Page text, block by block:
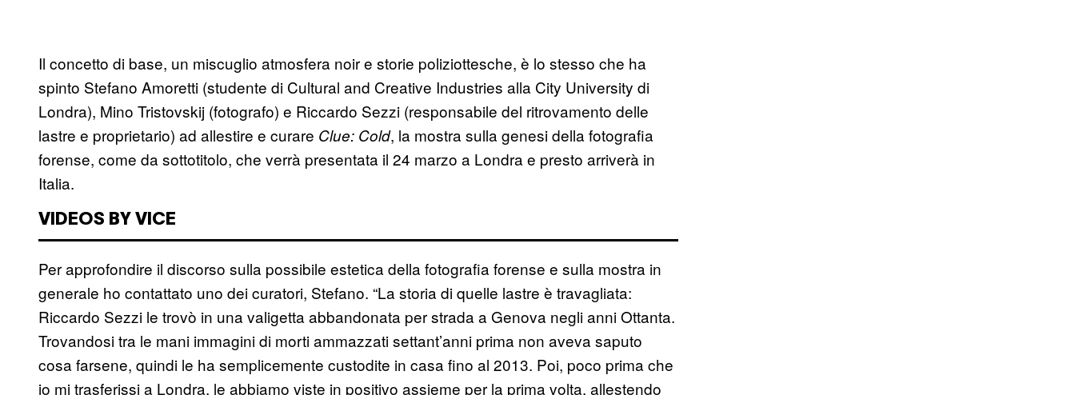
Il concetto di base, un miscuglio atmosfera noir e storie poliziottesche, è lo stesso che ha
spinto Stefano Amoretti (studente di Cultural and Creative Industries alla City University di
Londra), Mino Tristovskij (fotografo) e Riccardo Sezzi (responsabile del ritrovamento delle
lastre e proprietario) ad allestire e curare Clue: Cold, la mostra sulla genesi della fotografia
forense, come da sottotitolo, che verrà presentata il 24 marzo a Londra e presto arriverà in
Italia.
VIDEOS BY VICE
Per approfondire il discorso sulla possibile estetica della fotografia forense e sulla mostra in
generale ho contattato uno dei curatori, Stefano. “La storia di quelle lastre è travagliata:
Riccardo Sezzi le trovò in una valigetta abbandonata per strada a Genova negli anni Ottanta.
Trovandosi tra le mani immagini di morti ammazzati settant’anni prima non aveva saputo
cosa farsene, quindi le ha semplicemente custodite in casa fino al 2013. Poi, poco prima che
io mi trasferissi a Londra, le abbiamo viste in positivo assieme per la prima volta, allestendo